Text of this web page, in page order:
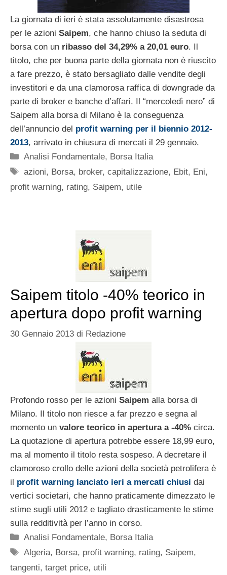
La giornata di ieri è stata assolutamente disastrosa
per le azioni Saipem, che hanno chiuso la seduta di
borsa con un ribasso del 34,29% a 20,01 euro. Il
titolo, che per buona parte della giornata non è riuscito
a fare prezzo, è stato bersagliato dalle vendite degli
investitori e da una clamorosa raffica di downgrade da
parte di broker e banche d’affari. Il “mercoledì nero” di
Saipem alla borsa di Milano è la conseguenza
dell’annuncio del profit warning per il biennio 2012-
2013, arrivato in chiusura di mercati il 29 gennaio.
Categorie
Analisi Fondamentale, Borsa Italia
Tag
azioni, Borsa, broker,capitalizzazione, Ebit, Eni,
profit warning, rating, Saipem, utile
Saipem titolo -40% teorico in
apertura dopo profit warning
30 Gennaio 2013 di Redazione
Profondo rosso per le azioni Saipem alla borsa di
Milano. Il titolo non riesce a far prezzo e segna al
momento un valore teorico in apertura a -40% circa.
La quotazione di apertura potrebbe essere 18,99 euro,
ma al momento il titolo resta sospeso. A decretare il
clamoroso crollo delle azioni della società petrolifera è
il profit warning lanciato ieri a mercati chiusi dai
vertici societari, che hanno praticamente dimezzato le
stime sugli utili 2012 e tagliato drasticamente le stime
sulla redditività per l’anno in corso.
Categorie
Analisi Fondamentale, Borsa Italia
Tag
Algeria, Borsa, profit warning, rating, Saipem,
tangenti, target price, utili